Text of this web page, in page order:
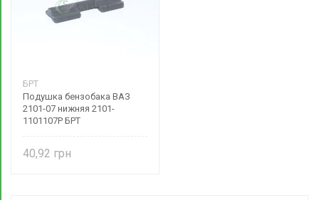
БРТ
Подушка бензобака ВАЗ
2101-07 нижняя 2101-
1101107Р БРТ
40,92